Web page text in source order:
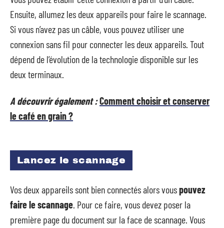
Ensuite, allumez les deux appareils pour faire le scannage.
Si vous n’avez pas un câble, vous pouvez utiliser une
connexion sans fil pour connecter les deux appareils. Tout
dépend de l’évolution de la technologie disponible sur les
deux terminaux.
A découvrir également :Comment choisir et conserver
le café en grain ?
Lancez le scannage
Vos deux appareils sont bien connectés alors vouspouvez
faire le scannage . Pour ce faire, vous devez poser la
première page du document sur la face de scannage. Vous